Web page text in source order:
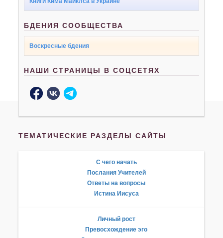
БДЕНИЯ СООБЩЕСТВА
Воскресные бдения
НАШИ СТРАНИЦЫ В СОЦСЕТЯХ
ТЕМАТИЧЕСКИЕ РАЗДЕЛЫ САЙТЫ
С чего начать
Послания Учителей
Ответы на вопросы
Истина Иисуса
Личный рост
Превосхождение эго